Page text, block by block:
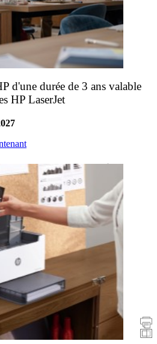
d'une durée de 3 ans valable
HP LaserJet